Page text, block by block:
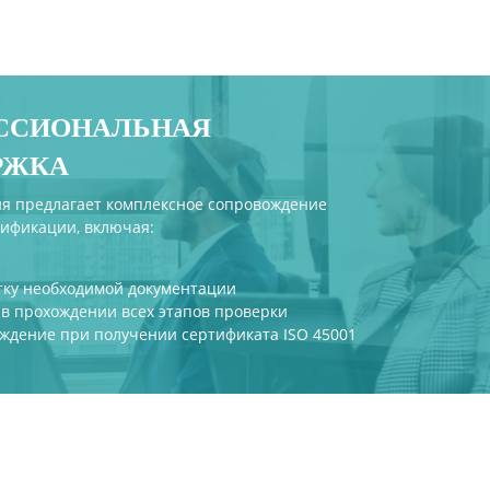
создавать безопасные условия для
всех уровней организации. Следуя
сотрудников.
предлагает комплексное сопровождение
включая:
необходимой документации
прохождении всех этапов проверки
при получении сертификата ISO 45001